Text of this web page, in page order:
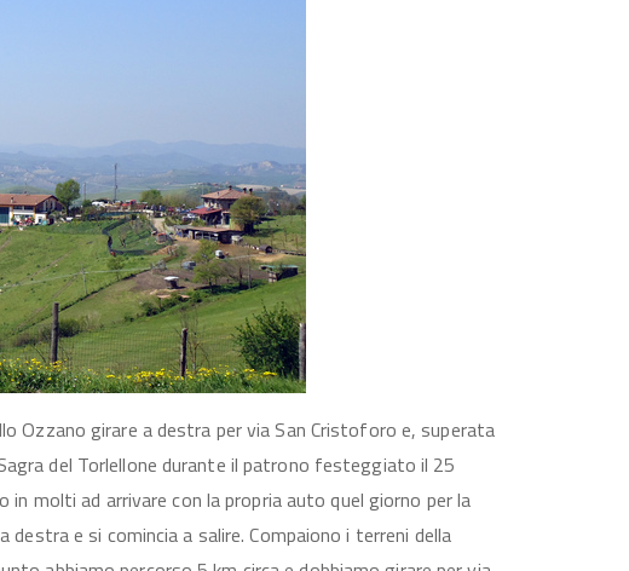
Ozzano girare a destra per via San Cristoforo e, superata
del Torlellone durante il patrono festeggiato il 25
molti ad arrivare con la propria auto quel giorno per la
e si comincia a salire. Compaiono i terreni della